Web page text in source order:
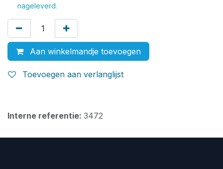
nageleverd.
Aan winkelmandje toevoegen
Toevoegen aan verlanglijst
Interne referentie: 3472